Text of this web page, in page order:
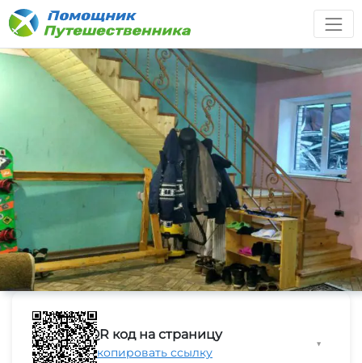
QR код на страницу
Скопировать ссылку
▼